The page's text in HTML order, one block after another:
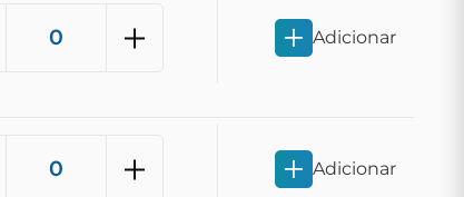
Adicionar
Adicionar